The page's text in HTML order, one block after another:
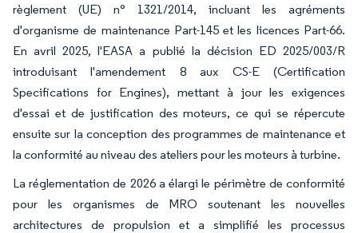
règlement (UE) n° 1321/2014, incluant les agréments
d'organisme de maintenance Part-145 et les licences Part-66.
En avril 2025, l'EASA a publié la décision ED 2025/003/R
introduisant l'amendement 8 aux CS-E (Certification
Specifications for Engines), mettant à jour les exigences
d'essai et de justification des moteurs, ce qui se répercute
ensuite sur la conception des programmes de maintenance et
la conformité au niveau des ateliers pour les moteurs à turbine.
La réglementation de 2026 a élargi le périmètre de conformité
pour les organismes de MRO soutenant les nouvelles
architectures de propulsion et a simplifié les processus